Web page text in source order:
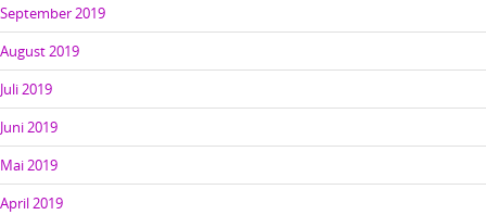
September 2019
August 2019
Juli 2019
Juni 2019
Mai 2019
April 2019